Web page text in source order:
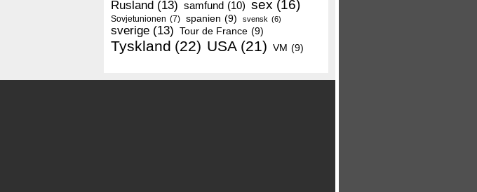
Rusland (13) samfund (10) sex (16)
Sovjetunionen (7) spanien (9) svensk (6)
sverige (13) Tour de France (9)
Tyskland (22) USA (21) VM (9)